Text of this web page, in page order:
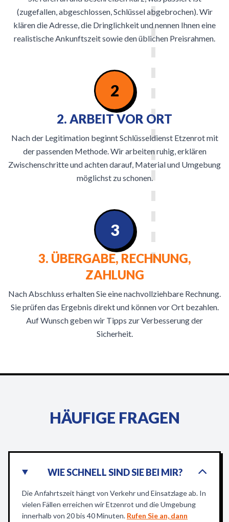
(zugefallen, abgeschlossen, Schlüssel abgebrochen). Wir
klären die Adresse, die Dringlichkeit und nennen Ihnen eine
realistische Ankunftszeit sowie den üblichen Preisrahmen.
2
2. ARBEIT VOR ORT
Nach der Legitimation beginnt Schlüsseldienst Etzenrot mit
der passenden Methode. Wir arbeiten ruhig, erklären
Zwischenschritte und achten darauf, Material und Umgebung
möglichst zu schonen.
3. ÜBERGABE, RECHNUNG,
ZAHLUNG
Nach Abschluss erhalten Sie eine nachvollziehbare Rechnung.
Sie prüfen das Ergebnis direkt und können vor Ort bezahlen.
Auf Wunsch geben wir Tipps zur Verbesserung der
Sicherheit.
3
HÄUFIGE FRAGEN
WIE SCHNELL SIND SIE BEI MIR?
Die Anfahrtszeit hängt von Verkehr und Einsatzlage ab. In
vielen Fällen erreichen wir Etzenrot und die Umgebung
innerhalb von 20 bis 40 Minuten. Rufen Sie an, dann